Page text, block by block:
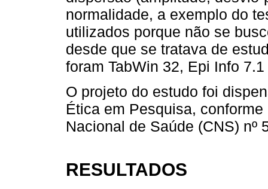
normalidade, a exemplo do
utilizados porque não se
desde que se tratava de
foram TabWin 32, Epi Info
O projeto do estudo foi
Ética em Pesquisa,
Nacional de Saúde (CNS) nº
RESULTADOS